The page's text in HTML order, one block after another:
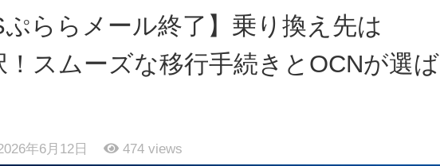
ぷららメール終了】乗り換え先は
！スムーズな移行手続きとOCNが選ば
年6月12日 474 views